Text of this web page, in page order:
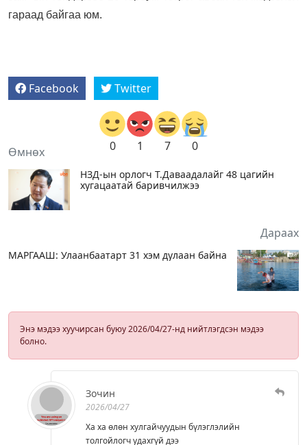
гараад байгаа юм.
Facebook Twitter
0 1 7 0
Өмнөх
НЗД-ын орлогч Т.Даваадалайг 48 цагийн
хугацаатай баривчилжээ
Дараах
МАРГААШ: Улаанбаатарт 31 хэм дулаан байна
Энэ мэдээ хуучирсан буюу 2026/04/27-нд нийтлэгдсэн мэдээ
болно.
Зочин
2026/04/27
Ха ха өлөн хулгайчуудын бүлэглэлийн
толгойлогч удахгүй дээ